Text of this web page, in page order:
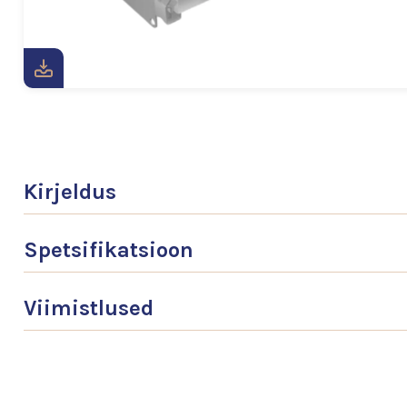
Kirjeldus
Spetsifikatsioon
Viimistlused